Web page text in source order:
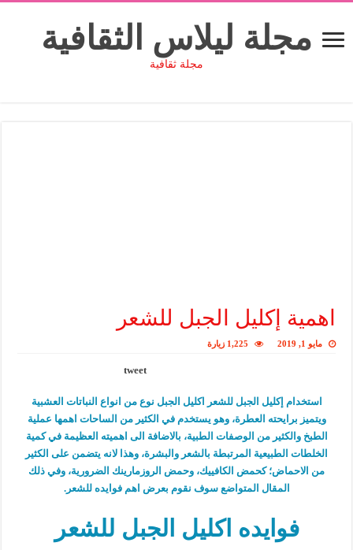
مجلة ليلاس الثقافية
مجلة ثقافية
اهمية إكليل الجبل للشعر
مايو 1, 2019 1,225 زيارة
tweet
استخدام إكليل الجبل للشعر اكليل الجبل نوع من انواع النباتات العشبية
ويتميز برايحته العطرة، وهو يستخدم في الكثير من الساحات اهمها عملية
الطبخ والكثير من الوصفات الطبية، بالاضافة الى اهميته العظيمة في كمية
الخلطات الطبيعية المرتبطة بالشعر والبشرة، وهذا لانه يتضمن على الكثير
من الاحماض؛ كحمض الكافييك، وحمض الروزمارينك الضرورية، وفي ذلك
المقال المتواضع سوف نقوم بعرض اهم فوايده للشعر.
فوايده اكليل الجبل للشعر